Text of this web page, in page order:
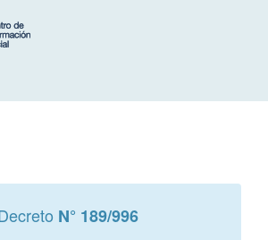
N° 189/996